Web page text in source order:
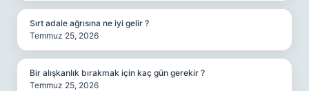
Sırt adale ağrısına ne iyi gelir ?
Temmuz 25, 2026
Bir alışkanlık bırakmak için kaç gün gerekir ?
Temmuz 25, 2026